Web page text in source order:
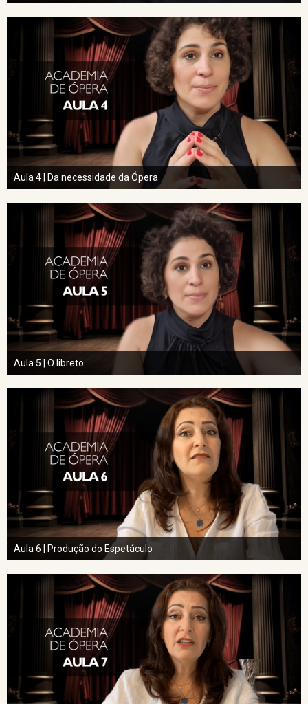
Aula 4 | Da necessidade da Ópera
Aula 5 | O libreto
Aula 6 | Produção do Espetáculo